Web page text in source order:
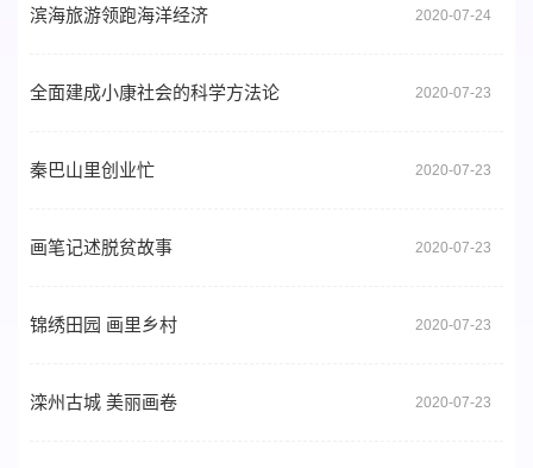
滨海旅游领跑海洋经济 2020-07-24
全面建成小康社会的科学方法论 2020-07-23
秦巴山里创业忙 2020-07-23
画笔记述脱贫故事 2020-07-23
锦绣田园 画里乡村 2020-07-23
滦州古城 美丽画卷 2020-07-23